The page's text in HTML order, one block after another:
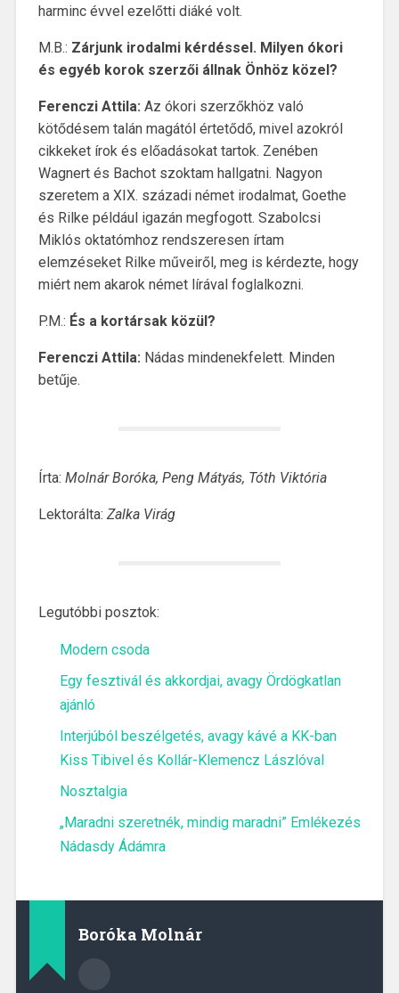
harminc évvel ezelőtti diáké volt.
M.B.: Zárjunk irodalmi kérdéssel. Milyen ókori
és egyéb korok szerzői állnak Önhöz közel?
Ferenczi Attila: Az ókori szerzőkhöz való
kötődésem talán magától értetődő, mivel azokról
cikkeket írok és előadásokat tartok. Zenében
Wagnert és Bachot szoktam hallgatni. Nagyon
szeretem a XIX. századi német irodalmat, Goethe
és Rilke például igazán megfogott. Szabolcsi
Miklós oktatómhoz rendszeresen írtam
elemzéseket Rilke műveiről, meg is kérdezte, hogy
miért nem akarok német lírával foglalkozni.
P.M.: És a kortársak közül?
Ferenczi Attila: Nádas mindenekfelett. Minden
betűje.
Írta: Molnár Boróka, Peng Mátyás, Tóth Viktória
Lektorálta: Zalka Virág
Legutóbbi posztok:
Modern csoda
Egy fesztivál és akkordjai, avagy Ördögkatlan
ajánló
Interjúból beszélgetés, avagy kávé a KK-ban
Kiss Tibivel és Kollár-Klemencz Lászlóval
Nosztalgia
„Maradni szeretnék, mindig maradni” Emlékezés
Nádasdy Ádámra
Boróka Molnár